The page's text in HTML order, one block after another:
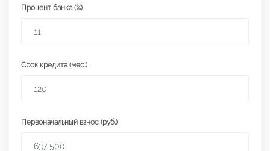
Процент банка (%)
Срок кредита (мес.)
Первоначальный взнос (руб.)